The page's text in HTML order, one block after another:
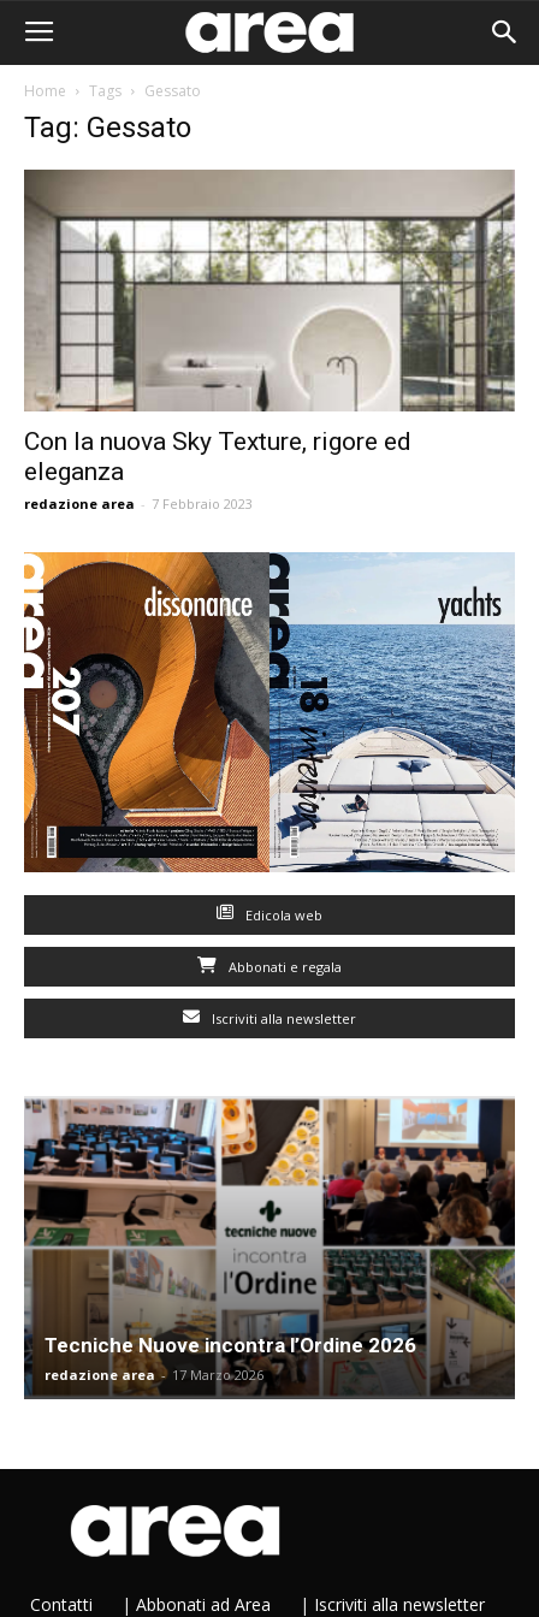
Home Tags Gessato
Tag: Gessato
Con la nuova Sky Texture, rigore ed
eleganza
redazione area - 7 Febbraio 2023
Edicola web
Abbonati e regala
Iscriviti alla newsletter
Tecniche Nuove incontra l’Ordine 2026
redazione area - 17 Marzo 2026
Contatti | Abbonati ad Area | Iscriviti alla newsletter